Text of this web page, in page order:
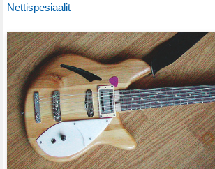
Nettispesiaalit